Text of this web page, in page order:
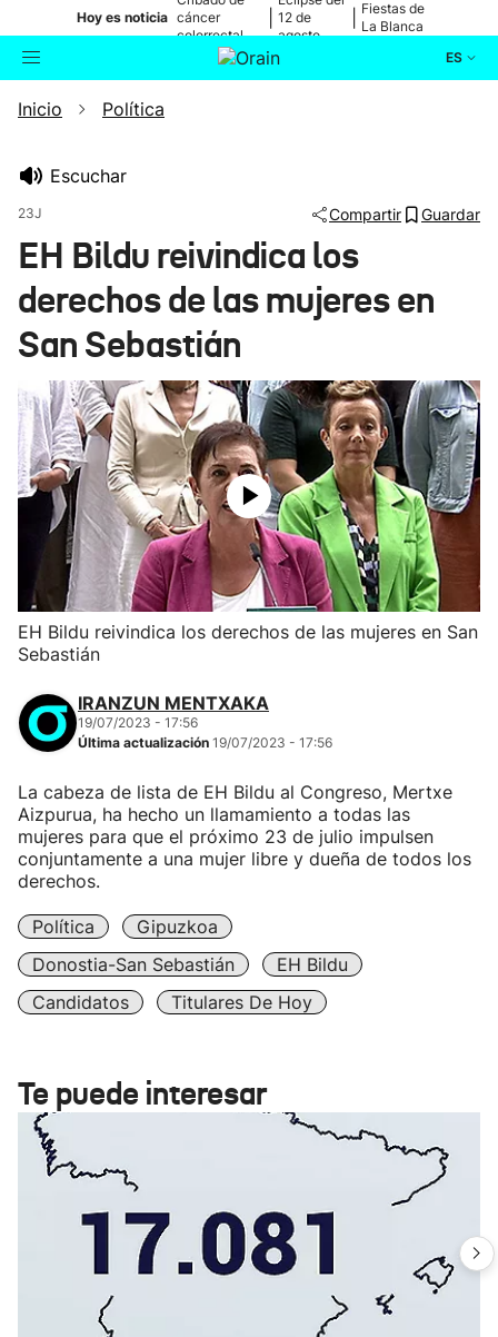
Hoy es noticia cáncer
colorrectal
12 de
agosto
Fiestas de
La Blanca
ES
Buscador
Ikusmiran
Eguraldia
Inicio Política
Escuchar
23J Compartir Guardar
EH Bildu reivindica los
derechos de las mujeres en
San Sebastián
EH Bildu reivindica los derechos de las mujeres en San
Sebastián
IRANZUN MENTXAKA
19/07/2023 - 17:56
Última actualización 19/07/2023 - 17:56
La cabeza de lista de EH Bildu al Congreso, Mertxe
Aizpurua, ha hecho un llamamiento a todas las
mujeres para que el próximo 23 de julio impulsen
conjuntamente a una mujer libre y dueña de todos los
derechos.
Política
Gipuzkoa
Donostia-San Sebastián
EH Bildu
Candidatos
Titulares De Hoy
Te puede interesar